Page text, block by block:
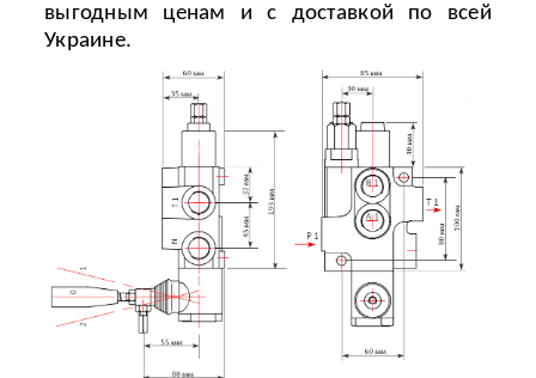
выгодным ценам и с доставкой по всей
Украине.